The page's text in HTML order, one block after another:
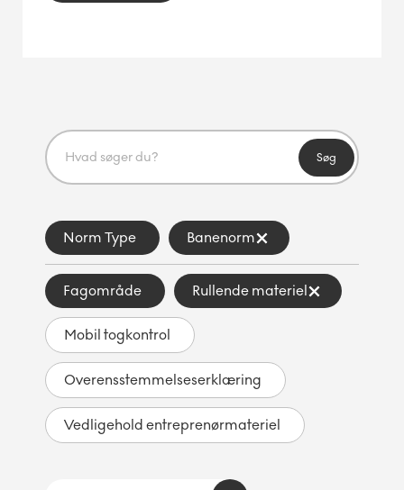
Søg
Norm Type Banenorm
Fagområde Rullende materiel
Mobil togkontrol
Overensstemmelseserklæring
Vedligehold entreprenørmateriel